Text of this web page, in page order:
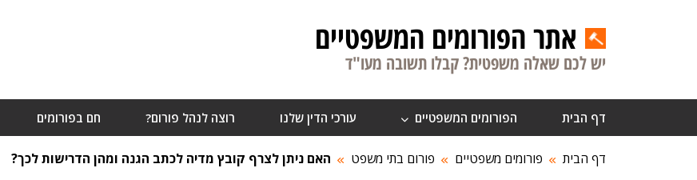
אתר הפורומים המשפטיים
יש לכם שאלה משפטית? קבלו תשובה מעו"ד
דף הבית הפורומים המשפטיים עורכי הדין שלנו רוצה לנהל פורום? חם בפורומים
דף הבית פורומים משפטיים פורום בתי משפט האם ניתן לצרף קובץ מדיה לכתב הגנה ומהן הדרישות לכך?